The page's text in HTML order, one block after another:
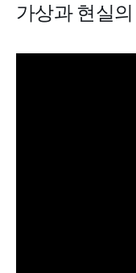
가상과 현실